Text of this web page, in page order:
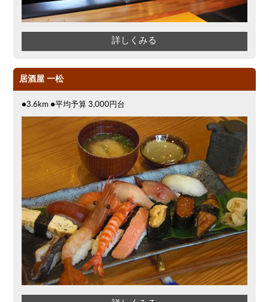
詳しくみる
居酒屋 一松
●3.6km ●平均予算 3,000円台